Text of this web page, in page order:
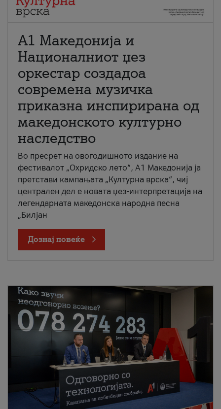
А1 Македонија и
Националниот џез
оркестар создадоа
современа музичка
приказна инспирирана од
македонското културно
наследство
Во пресрет на овогодишното издание на
фестивалот „Охридско лето“, А1 Македонија ја
претстави кампањата „Културна врска“, чиј
централен дел е новата џез-интерпретација на
легендарната македонска народна песна
„Билјан
Дознај повеќе